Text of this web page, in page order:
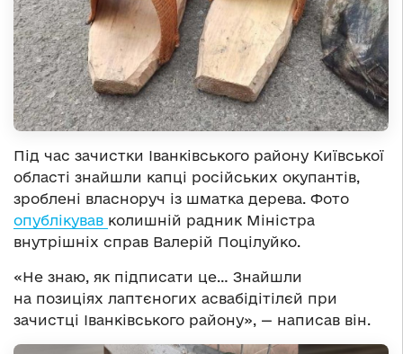
Під час зачистки Іванківського району Київської
області знайшли капці російських окупантів,
зроблені власноруч із шматка дерева. Фото
опублікував колишній радник Міністра
внутрішніх справ Валерій Поцілуйко.
«Не знаю, як підписати це… Знайшли
на позиціях лаптєногих асвабідітілєй при
зачистці Іванківського району», — написав він.